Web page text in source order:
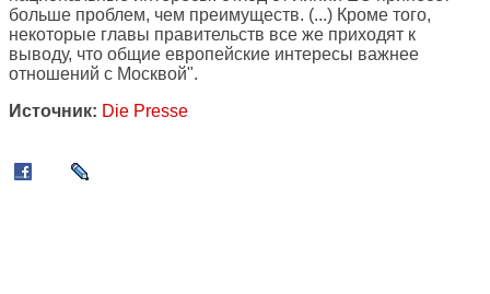
больше проблем, чем преимуществ. (...) Кроме того,
некоторые главы правительств все же приходят к
выводу, что общие европейские интересы важнее
отношений с Москвой".
Источник: Die Presse